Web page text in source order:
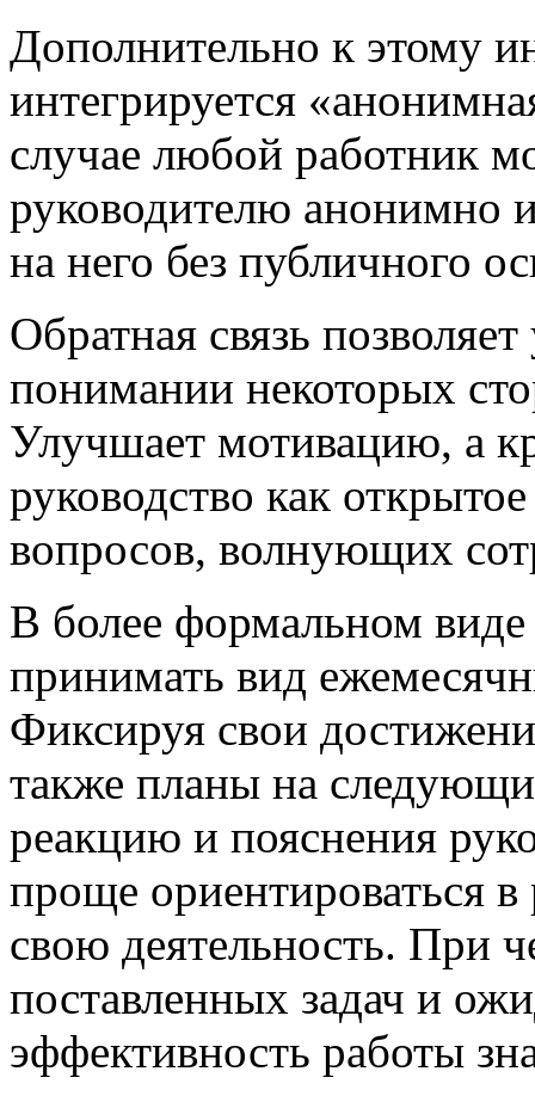
Дополнительно к этому
интегрируется
случае любой работник
руководителю анонимно
на него без публичного
Обратная связь
понимании некоторых
Улучшает мотивацию, а
руководство как
вопросов, волнующих
В более формальном виде
принимать вид
Фиксируя свои
также планы на
реакцию и пояснения
проще ориентироваться
свою деятельность. При
поставленных задач и
эффективность работы